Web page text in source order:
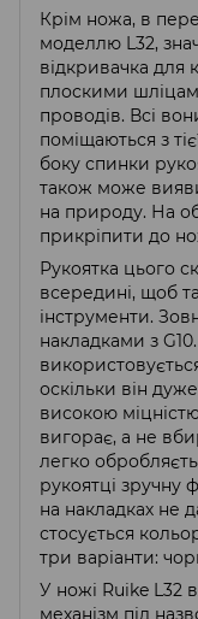
Крім ножа, в
моделлю L32,
відкривачка для
плоскими
проводів. Всі
поміщаються з
боку спинки
також може
на природу. На
прикріпити до
Рукоятка цього
всередині, щоб
інструменти.
накладками з
оскільки він
високою
вигорає, а не
легко
рукоятці зручну
на накладках не
стосується
три варіанти:
У ножі Ruike L32